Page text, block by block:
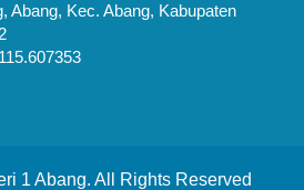
Abang, Kec. Abang, Kabupaten
1 Abang. All Rights Reserved